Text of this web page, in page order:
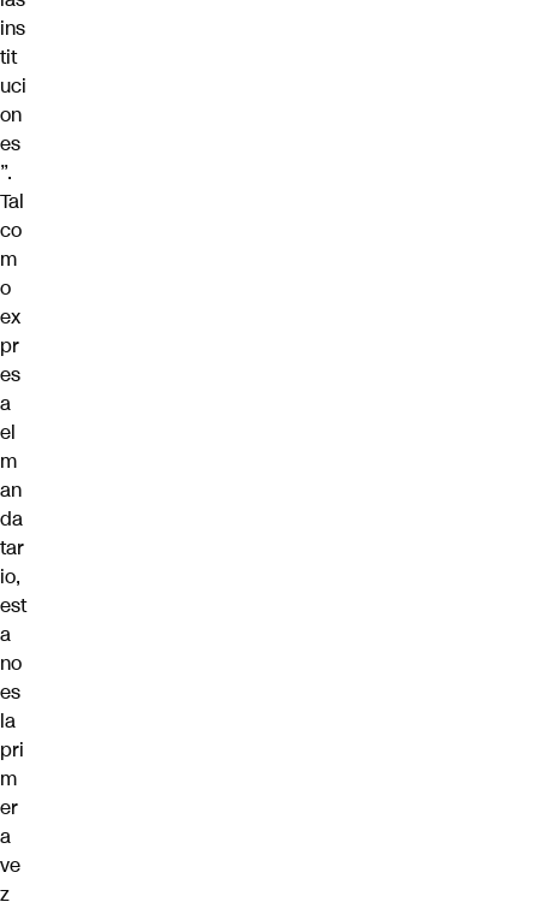
ins
tit
uci
on
es
”.
Tal
co
m
o
ex
pr
es
a
el
m
an
da
tar
io,
est
a
no
es
la
pri
m
er
a
ve
z